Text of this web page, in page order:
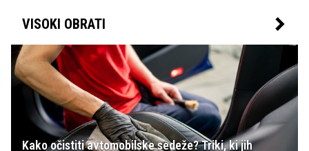
VISOKI OBRATI
Kako očistiti avtomobilske sedeže? Triki, ki jih